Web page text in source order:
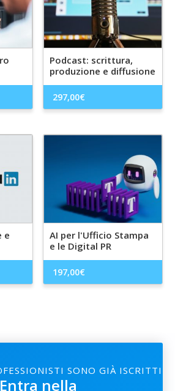
Podcast: scrittura,
produzione e diffusione
297,00€
e
AI per l'Ufficio Stampa
e le Digital PR
197,00€
SONO GIÀ ISCRITTI
Entra nella